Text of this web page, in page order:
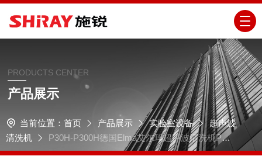
PRODUCTS CENTER
产品展示
当前位置： 首页 产品展示 实验室设备
超声波
清洗机
P30H-P300H德国Elma艾尔玛超声波清洗机P系
列专业型